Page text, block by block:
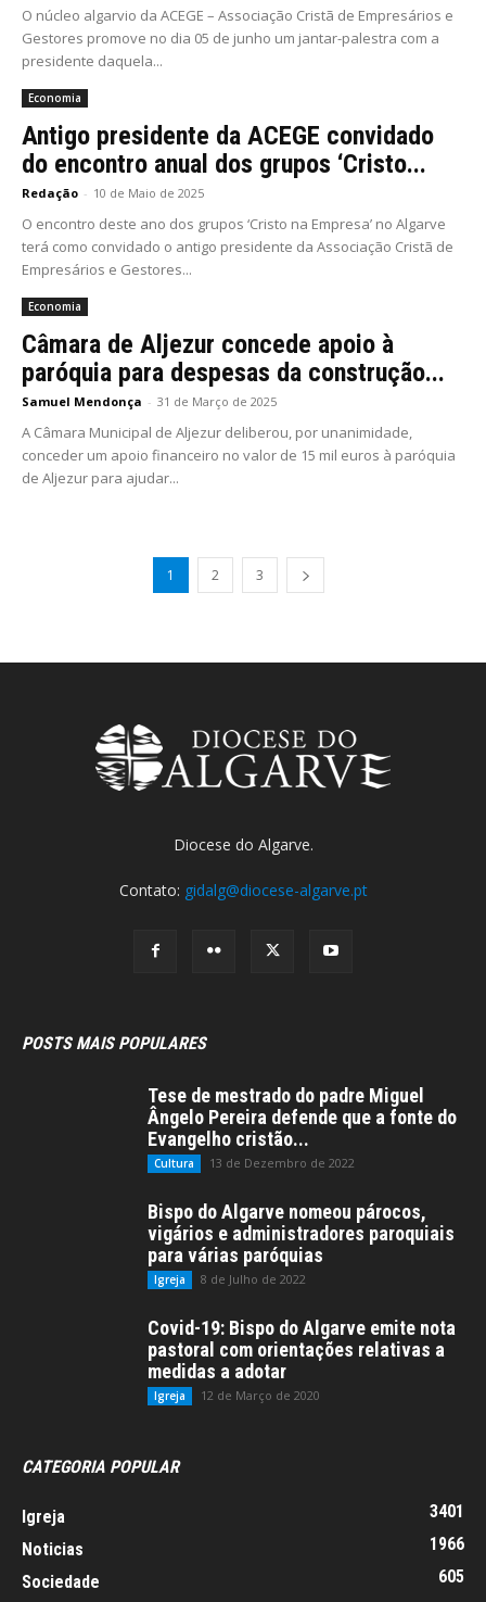
O núcleo algarvio da ACEGE – Associação Cristã de Empresários e
Gestores promove no dia 05 de junho um jantar-palestra com a
presidente daquela...
Economia
Antigo presidente da ACEGE convidado
do encontro anual dos grupos ‘Cristo...
Redação - 10 de Maio de 2025
O encontro deste ano dos grupos ‘Cristo na Empresa’ no Algarve
terá como convidado o antigo presidente da Associação Cristã de
Empresários e Gestores...
Economia
Câmara de Aljezur concede apoio à
paróquia para despesas da construção...
Samuel Mendonça - 31 de Março de 2025
A Câmara Municipal de Aljezur deliberou, por unanimidade,
conceder um apoio financeiro no valor de 15 mil euros à paróquia
de Aljezur para ajudar...
1 2 3
Diocese do Algarve.
Contato: gidalg@diocese-algarve.pt
POSTS MAIS POPULARES
Tese de mestrado do padre Miguel
Ângelo Pereira defende que a fonte do
Evangelho cristão...
Cultura 13 de Dezembro de 2022
Bispo do Algarve nomeou párocos,
vigários e administradores paroquiais
para várias paróquias
Igreja 8 de Julho de 2022
Covid-19: Bispo do Algarve emite nota
pastoral com orientações relativas a
medidas a adotar
Igreja 12 de Março de 2020
CATEGORIA POPULAR
Igreja
3401
Noticias
1966
Sociedade
605